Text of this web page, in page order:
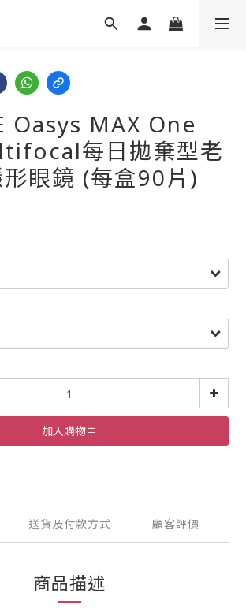
Oasys MAX One
每日拋棄型老
眼鏡 (每盒90片)
加入購物車
送貨及付款方式 顧客評價
商品描述